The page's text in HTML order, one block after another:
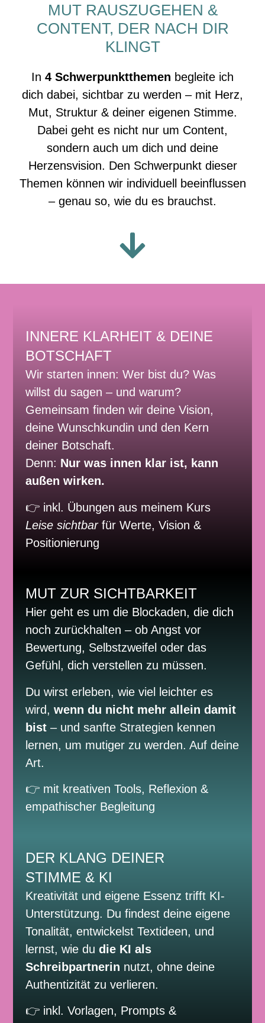
MUT RAUSZUGEHEN &
CONTENT, DER NACH DIR
KLINGT
In 4 Schwerpunktthemen begleite ich
dich dabei, sichtbar zu werden – mit Herz,
Mut, Struktur & deiner eigenen Stimme.
Dabei geht es nicht nur um Content,
sondern auch um dich und deine
Herzensvision. Den Schwerpunkt dieser
Themen können wir individuell beeinflussen
– genau so, wie du es brauchst.
INNERE KLARHEIT & DEINE
BOTSCHAFT
Wir starten innen: Wer bist du? Was
willst du sagen – und warum?
Gemeinsam finden wir deine Vision,
deine Wunschkundin und den Kern
deiner Botschaft.
Denn: Nur was innen klar ist, kann
außen wirken.
👉 inkl. Übungen aus meinem Kurs
Leise sichtbarfür Werte, Vision &
Positionierung
MUT ZUR SICHTBARKEIT
Hier geht es um die Blockaden, die dich
noch zurückhalten – ob Angst vor
Bewertung, Selbstzweifel oder das
Gefühl, dich verstellen zu müssen.
Du wirst erleben, wie viel leichter es
wird, wenn du nicht mehr allein damit
bist– und sanfte Strategien kennen
lernen, um mutiger zu werden. Auf deine
Art.
👉 mit kreativen Tools, Reflexion &
empathischer Begleitung
DER KLANG DEINER
STIMME & KI
Kreativität und eigene Essenz trifft KI-
Unterstützung. Du findest deine eigene
Tonalität, entwickelst Textideen, und
lernst, wie du die KI als
Schreibpartnerin nutzt, ohne deine
Authentizität zu verlieren.
👉 inkl. Vorlagen, Prompts &